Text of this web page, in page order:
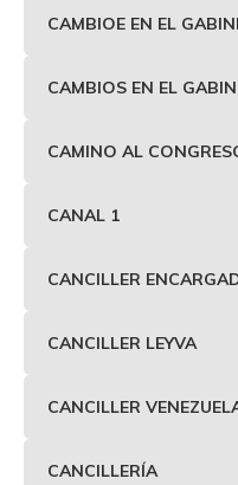
CAMBIOE EN EL
CAMBIOS EN EL
CAMINO AL
CANAL 1
CANCILLER
CANCILLER LEYVA
CANCILLER
CANCILLERÍA